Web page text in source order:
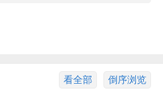
倒序浏览
看全部